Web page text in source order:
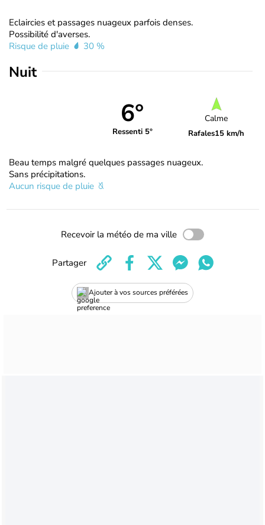
Eclaircies et passages nuageux parfois denses.
Possibilité d'averses.
Risque de pluie
30 %
Nuit
6°
Ressenti 5°
Calme
Rafales15 km/h
Beau temps malgré quelques passages nuageux.
Sans précipitations.
Aucun risque de pluie
Recevoir la météo de ma ville
Ajouter à vos sources préférées
Partager